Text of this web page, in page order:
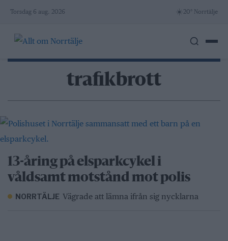
Skip
content
Torsdag 6 aug. 2026 ☀️20° Norrtälje
trafikbrott
13-åring på elsparkcykel i
våldsamt motstånd mot polis
NORRTÄLJE Vägrade att lämna ifrån sig nycklarna